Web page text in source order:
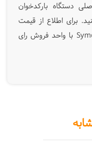
دستگاه بارکدخوان
برای اطلاع از قیمت
بارکدخوان بی سیم Symcode MJ 6708 با واحد فروش رای